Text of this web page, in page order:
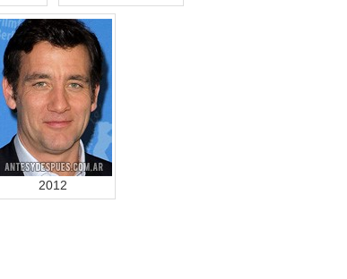
2012